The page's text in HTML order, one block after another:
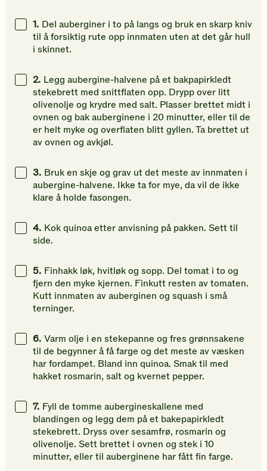
1. Del auberginer i to på langs og bruk en skarp kniv
til å forsiktig rute opp innmaten uten at det går hull
i skinnet.
2. Legg aubergine-halvene på et bakpapirkledt
stekebrett med snittflaten opp. Drypp over litt
olivenolje og krydre med salt. Plasser brettet midt i
ovnen og bak auberginene i 20 minutter, eller til de
er helt myke og overflaten blitt gyllen. Ta brettet ut
av ovnen og avkjøl.
3. Bruk en skje og grav ut det meste av innmaten i
aubergine-halvene. Ikke ta for mye, da vil de ikke
klare å holde fasongen.
4. Kok quinoa etter anvisning på pakken. Sett til
side.
5. Finhakk løk, hvitløk og sopp. Del tomat i to og
fjern den myke kjernen. Finkutt resten av tomaten.
Kutt innmaten av auberginen og squash i små
terninger.
6. Varm olje i en stekepanne og fres grønnsakene
til de begynner å få farge og det meste av væsken
har fordampet. Bland inn quinoa. Smak til med
hakket rosmarin, salt og kvernet pepper.
7. Fyll de tomme aubergineskallene med
blandingen og legg dem på et bakepapirkledt
stekebrett. Dryss over sesamfrø, rosmarin og
olivenolje. Sett brettet i ovnen og stek i 10
minutter, eller til auberginene har fått fin farge.